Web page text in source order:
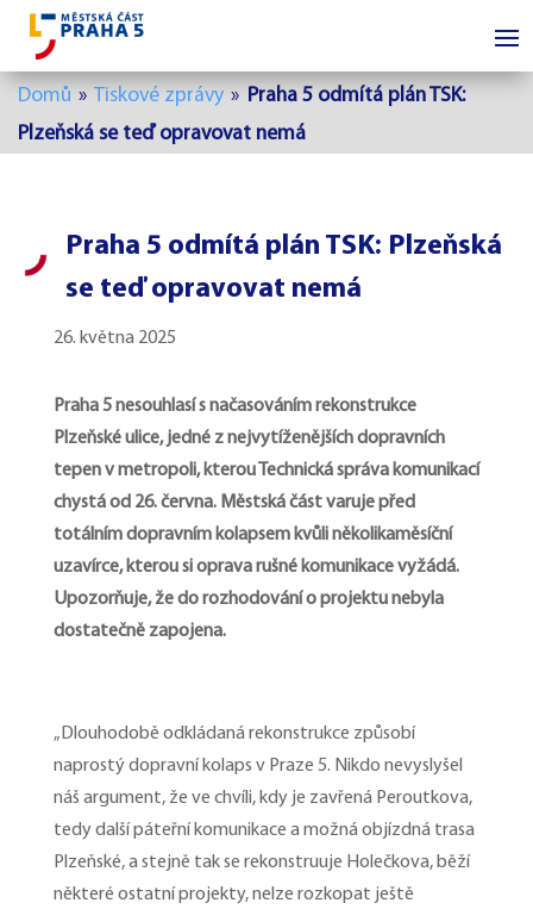
Domů » Tiskové zprávy » Praha 5 odmítá plán TSK:
Plzeňská se teď opravovat nemá
Praha 5 odmítá plán TSK: Plzeňská
se teď opravovat nemá
26. května 2025
Praha 5 nesouhlasí s načasováním rekonstrukce
Plzeňské ulice, jedné z nejvytíženějších dopravních
tepen v metropoli, kterou Technická správa komunikací
chystá od 26. června. Městská část varuje před
totálním dopravním kolapsem kvůli několikaměsíční
uzavírce, kterou si oprava rušné komunikace vyžádá.
Upozorňuje, že do rozhodování o projektu nebyla
dostatečně zapojena.
„Dlouhodobě odkládaná rekonstrukce způsobí
naprostý dopravní kolaps v Praze 5. Nikdo nevyslyšel
náš argument, že ve chvíli, kdy je zavřená Peroutkova,
tedy další páteřní komunikace a možná objízdná trasa
Plzeňské, a stejně tak se rekonstruuje Holečkova, běží
některé ostatní projekty, nelze rozkopat ještě